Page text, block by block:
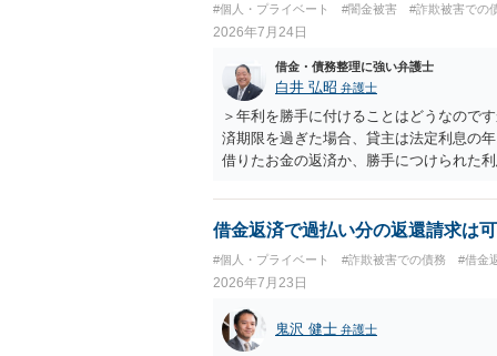
#個人・プライベート #闇金被害 #詐欺被害での
2026年7月24日
借金・債務整理に強い弁護士
白井 弘昭 弁護士
＞年利を勝手に付けることはどうなので
済期限を過ぎた場合、貸主は法定利息の
借りたお金の返済か、勝手につけられた
借金返済で過払い分の返還請求は
#個人・プライベート #詐欺被害での債務 #借金
2026年7月23日
鬼沢 健士 弁護士